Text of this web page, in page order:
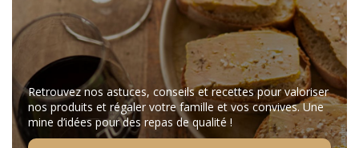
Retrouvez nos astuces, conseils et recettes pour valoriser
nos produits et régaler votre famille et vos convives. Une
mine d’idées pour des repas de qualité !